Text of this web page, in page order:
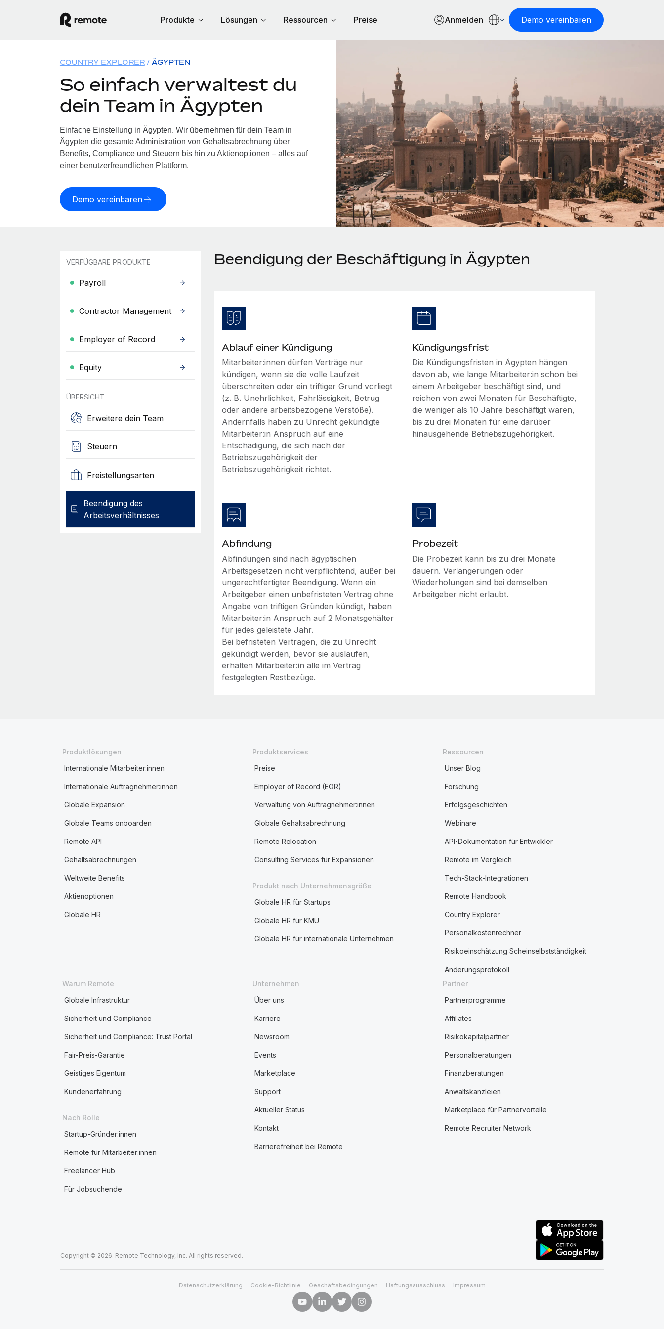
Produkte Lösungen Ressourcen Preise Anmelden Demo vereinbaren
COUNTRY EXPLORER ÄGYPTEN
So einfach verwaltest du
dein Team in Ägypten
Einfache Einstellung in Ägypten. Wir übernehmen für dein Team in
Ägypten die gesamte Administration von Gehaltsabrechnung über
Benefits, Compliance und Steuern bis hin zu Aktienoptionen – alles auf
einer benutzerfreundlichen Plattform.
Demo vereinbaren
VERFÜGBARE PRODUKTE
Payroll
Contractor Management
Employer of Record
Equity
ÜBERSICHT
Erweitere dein Team
Steuern
Freistellungsarten
Beendigung des
Arbeitsverhältnisses
Beendigung der Beschäftigung in Ägypten
Ablauf einer Kündigung
Mitarbeiter:innen dürfen Verträge nur
kündigen, wenn sie die volle Laufzeit
überschreiten oder ein triftiger Grund vorliegt
(z. B. Unehrlichkeit, Fahrlässigkeit, Betrug
oder andere arbeitsbezogene Verstöße).
Andernfalls haben zu Unrecht gekündigte
Mitarbeiter:in Anspruch auf eine
Entschädigung, die sich nach der
Betriebszugehörigkeit der
Betriebszugehörigkeit richtet.
Kündigungsfrist
Die Kündigungsfristen in Ägypten hängen
davon ab, wie lange Mitarbeiter:in schon bei
einem Arbeitgeber beschäftigt sind, und
reichen von zwei Monaten für Beschäftigte,
die weniger als 10 Jahre beschäftigt waren,
bis zu drei Monaten für eine darüber
hinausgehende Betriebszugehörigkeit.
Abfindung
Abfindungen sind nach ägyptischen
Arbeitsgesetzen nicht verpflichtend, außer bei
ungerechtfertigter Beendigung. Wenn ein
Arbeitgeber einen unbefristeten Vertrag ohne
Angabe von triftigen Gründen kündigt, haben
Mitarbeiter:in Anspruch auf 2 Monatsgehälter
für jedes geleistete Jahr.
Bei befristeten Verträgen, die zu Unrecht
gekündigt werden, bevor sie auslaufen,
erhalten Mitarbeiter:in alle im Vertrag
festgelegten Restbezüge.
Probezeit
Die Probezeit kann bis zu drei Monate
dauern. Verlängerungen oder
Wiederholungen sind bei demselben
Arbeitgeber nicht erlaubt.
Produktlösungen
Internationale Mitarbeiter:innen
Internationale Auftragnehmer:innen
Globale Expansion
Globale Teams onboarden
Remote API
Gehaltsabrechnungen
Weltweite Benefits
Aktienoptionen
Globale HR
Produktservices
Preise
Employer of Record (EOR)
Verwaltung von Auftragnehmer:innen
Globale Gehaltsabrechnung
Remote Relocation
Consulting Services für Expansionen
Produkt nach Unternehmensgröße
Globale HR für Startups
Globale HR für KMU
Globale HR für internationale Unternehmen
Ressourcen
Unser Blog
Forschung
Erfolgsgeschichten
Webinare
API-Dokumentation für Entwickler
Remote im Vergleich
Tech-Stack-Integrationen
Remote Handbook
Country Explorer
Personalkostenrechner
Risikoeinschätzung Scheinselbstständigkeit
Änderungsprotokoll
Warum Remote
Globale Infrastruktur
Sicherheit und Compliance
Sicherheit und Compliance: Trust Portal
Fair-Preis-Garantie
Geistiges Eigentum
Kundenerfahrung
Nach Rolle
Startup-Gründer:innen
Remote für Mitarbeiter:innen
Freelancer Hub
Für Jobsuchende
Unternehmen
Über uns
Karriere
Newsroom
Events
Marketplace
Support
Aktueller Status
Kontakt
Barrierefreiheit bei Remote
Partner
Partnerprogramme
Affiliates
Risikokapitalpartner
Personalberatungen
Finanzberatungen
Anwaltskanzleien
Marketplace für Partnervorteile
Remote Recruiter Network
Copyright © 2026. Remote Technology, Inc. All rights reserved.
Datenschutzerklärung Cookie-Richtlinie Geschäftsbedingungen Haftungsausschluss Impressum